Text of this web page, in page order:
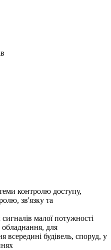
контролю доступу,
зв'язку та
малої потужності
для
всередині будівель, споруд, у